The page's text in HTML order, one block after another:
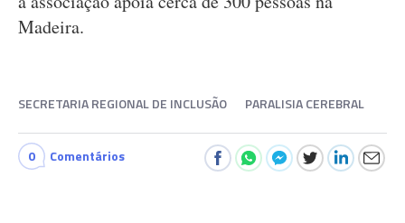
Madeira.
SECRETARIA REGIONAL DE INCLUSÃO PARALISIA CEREBRAL
0 Comentários